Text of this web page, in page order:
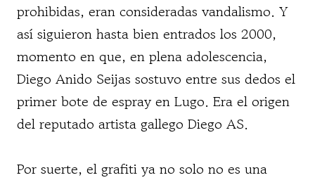
prohibidas, eran consideradas vandalismo. Y
así siguieron hasta bien entrados los 2000,
momento en que, en plena adolescencia,
Diego Anido Seijas sostuvo entre sus dedos el
primer bote de espray en Lugo. Era el origen
del reputado artista gallego Diego AS.
Por suerte, el grafiti ya no solo no es una